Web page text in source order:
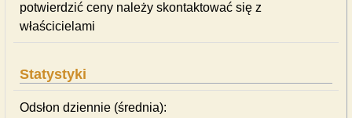
potwierdzić ceny należy skontaktować się z
właścicielami
Statystyki
Odsłon dziennie (średnia):